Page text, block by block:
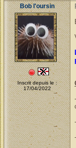
Bob l'oursin
Inscrit depuis le :
17/04/2022